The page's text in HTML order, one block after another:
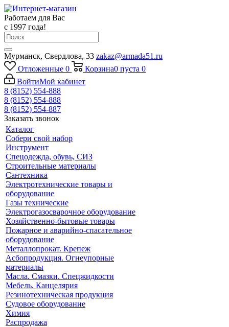
Работаем для Вас
с 1997 года!
Мурманск, Свердлова, 33 zakaz@armada51.ru
Отложенные 0 Корзина0 пуста 0
ВойтиМой кабинет
8 (8152) 554-888
8 (8152) 554-888
8 (8152) 554-887
Заказать звонок
Каталог
Собери свой набор
Инструмент
Спецодежда, обувь, СИЗ
Строительные материалы
Сантехника
Электротехнические товары и
оборудование
Газы технические
Электрогазосварочное оборудование
Хозяйственно-бытовые товары
Пожарное и аварийно-спасательное
оборудование
Металлопрокат. Крепеж
Асбопродукция. Огнеупорные
материалы
Масла. Смазки. Спецжидкости
Мебель. Канцелярия
Резинотехническая продукция
Судовое оборудование
Химия
Распродажа